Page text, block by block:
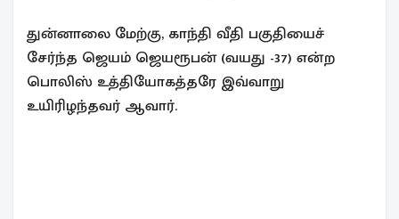
துன்னாலை மேற்கு, காந்தி வீதி பகுதியைச்
சேர்ந்த ஜெயம் ஜெயரூபன் (வயது -37) என்ற
பொலிஸ் உத்தியோகத்தரே இவ்வாறு
உயிரிழந்தவர் ஆவார்.